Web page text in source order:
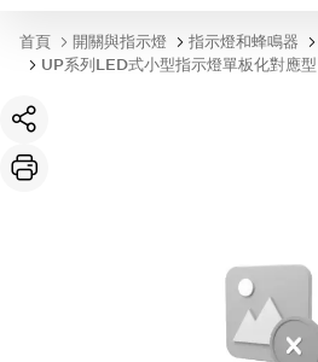
首頁 開關與指示燈 指示燈和蜂鳴器
UP系列LED式小型指示燈單板化對應型